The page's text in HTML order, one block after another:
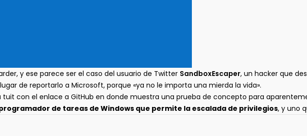
y ese parece ser el caso del usuario de Twitter SandboxEscaper, un hacker que
de reportarlo a Microsoft, porque «ya no le importa una mierda la vida».
tuit con el enlace a GitHub en donde muestra una prueba de concepto para
de tareas de Windows que permite la escalada de privilegios, y uno